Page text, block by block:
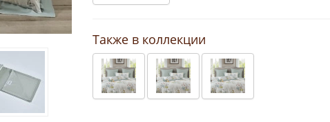
Также в коллекции